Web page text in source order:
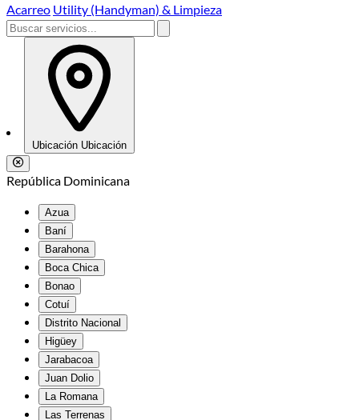
Acarreo Utility (Handyman) & Limpieza
Ubicación Ubicación
República Dominicana
Azua
Baní
Barahona
Boca Chica
Bonao
Cotuí
Distrito Nacional
Higüey
Jarabacoa
Juan Dolio
La Romana
Las Terrenas